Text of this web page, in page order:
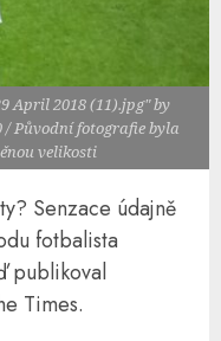
April 2018 (11).jpg" by
/ Původní fotografie byla
velikosti
Senzace údajně
fotbalista
publikoval
Times.